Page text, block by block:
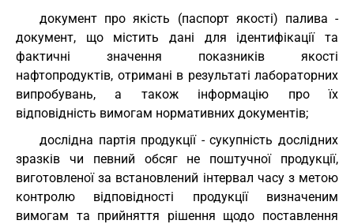
документ про якість (паспорт якості) палива -
документ, що містить дані для ідентифікації та
фактичні значення показників якості
нафтопродуктів, отримані в результаті лабораторних
випробувань, а також інформацію про їх
відповідність вимогам нормативних документів;
дослідна партія продукції - сукупність дослідних
зразків чи певний обсяг не поштучної продукції,
виготовленої за встановлений інтервал часу з метою
контролю відповідності продукції визначеним
вимогам та прийняття рішення щодо поставлення